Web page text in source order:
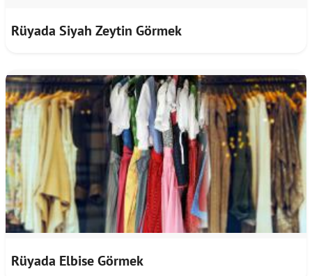
Rüyada Siyah Zeytin Görmek
Rüyada Elbise Görmek